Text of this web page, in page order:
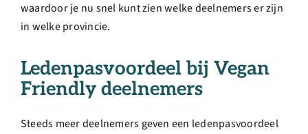
waardoor je nu snel kunt zien welke deelnemers er zijn
in welke provincie.
Ledenpasvoordeel bij Vegan
Friendly deelnemers
Steeds meer deelnemers geven een ledenpasvoordeel